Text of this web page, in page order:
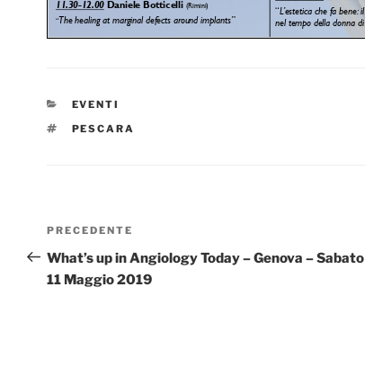
CATEGORIE
EVENTI
TAG
PESCARA
Navigazione
articoli
Articolo
precedente:
PRECEDENTE
What’s up in Angiology Today – Genova – Sabato
11 Maggio 2019